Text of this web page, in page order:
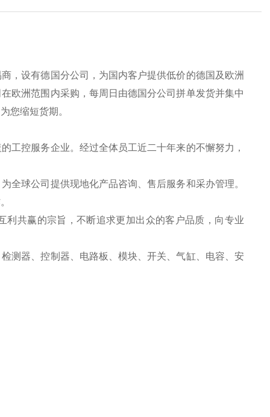
，设有德国分公司，为国内客户提供低价的德国及欧洲
欧洲范围内采购，每周日由德国分公司拼单发货并集中
您缩短货期。
工控服务企业。经过全体员工近二十年来的不懈努力，
全球公司提供现地化产品咨询、售后服务和采办管理。
共赢的宗旨，不断追求更加出众的客户品质，向专业
测器、控制器、电路板、模块、开关、气缸、电容、安